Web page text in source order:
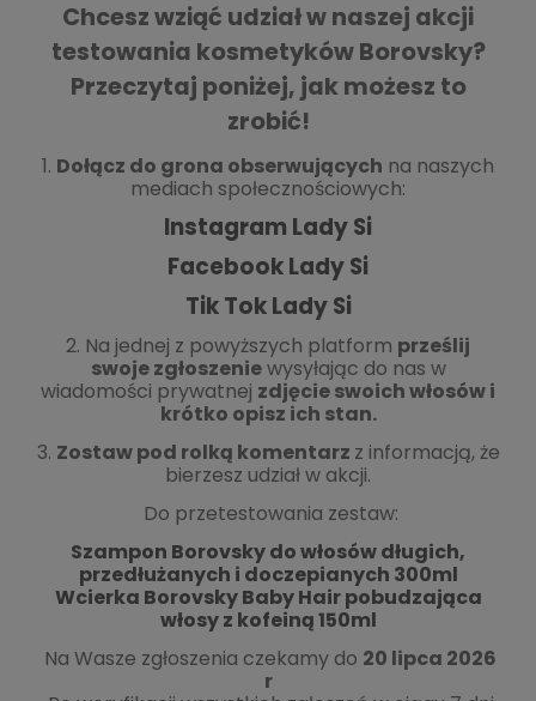
Chcesz wziąć udział w naszej akcji
testowania kosmetyków Borovsky?
Przeczytaj poniżej, jak możesz to
zrobić!
1. Dołącz do grona obserwujących na naszych
mediach społecznościowych:
Instagram Lady Si
Facebook Lady Si
Tik Tok Lady Si
2. Na jednej z powyższych platform prześlij
swoje zgłoszeniewysyłając do nas w
wiadomości prywatnej zdjęcie swoich włosów i
krótko opisz ich stan.
3. Zostaw pod rolką komentarz z informacją, że
bierzesz udział w akcji.
Do przetestowania zestaw:
Szampon Borovsky do włosów długich,
przedłużanych i doczepianych 300ml
Wcierka Borovsky Baby Hair pobudzająca
włosy z kofeiną 150ml
Na Wasze zgłoszenia czekamy do 20 lipca 2026
r